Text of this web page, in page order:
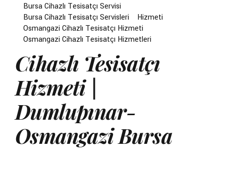
Bursa Cihazlı Tesisatçı Servisi
Bursa Cihazlı Tesisatçı Servisleri
Hizmeti
Osmangazi Cihazlı Tesisatçı Hizmeti
Osmangazi Cihazlı Tesisatçı Hizmetleri
Cihazlı Tesisatçı
Hizmeti |
Dumlupınar-
Osmangazi Bursa